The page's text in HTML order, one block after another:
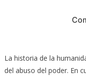
La historia de la
del abuso del poder. En